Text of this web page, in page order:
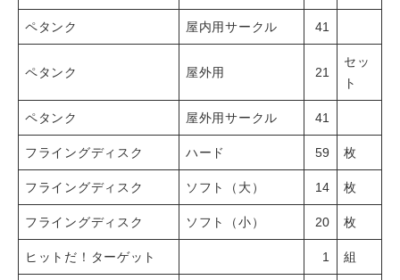
ペタンク 屋内用サークル 41
ペタンク 屋外用 21
セッ
ト
ペタンク 屋外用サークル 41
フライングディスク ハード 59 枚
フライングディスク ソフト（大） 14 枚
フライングディスク ソフト（小） 20 枚
ヒットだ！ターゲット 1 組